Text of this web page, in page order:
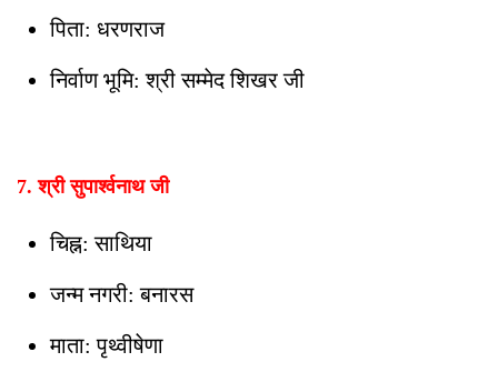
पिता: धरणराज
निर्वाण भूमि: श्री सम्मेद शिखर जी
7. श्री सुपार्श्वनाथ जी
चिह्न: साथिया
जन्म नगरी: बनारस
माता: पृथ्वीषेणा